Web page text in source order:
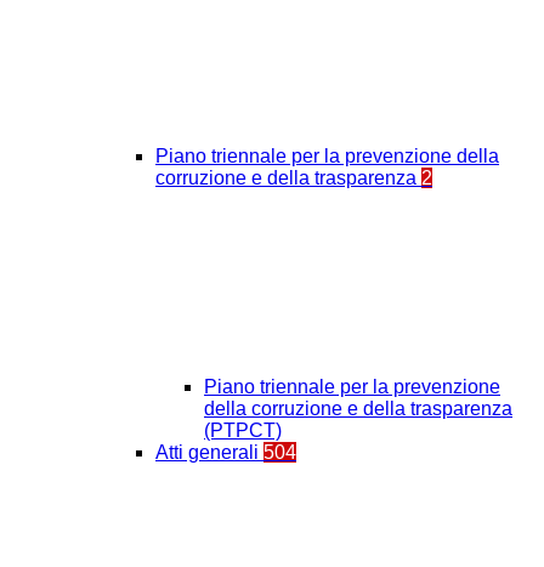
Piano triennale per la prevenzione della
corruzione e della trasparenza 2
Piano triennale per la prevenzione
della corruzione e della trasparenza
(PTPCT)
Atti generali 504